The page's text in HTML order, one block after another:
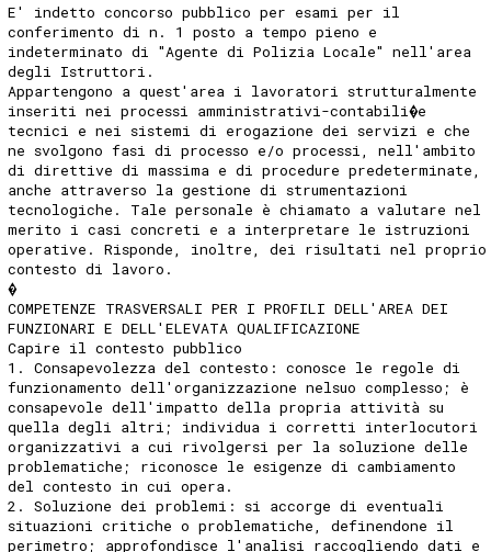
E' indetto concorso pubblico per esami per il
conferimento di n. 1 posto a tempo pieno e
indeterminato di "Agente di Polizia Locale" nell'area
degli Istruttori.
Appartengono a quest'area i lavoratori strutturalmente
inseriti nei processi amministrativi-contabili�e
tecnici e nei sistemi di erogazione dei servizi e che
ne svolgono fasi di processo e/o processi, nell'ambito
di direttive di massima e di procedure predeterminate,
anche attraverso la gestione di strumentazioni
tecnologiche. Tale personale è chiamato a valutare nel
merito i casi concreti e a interpretare le istruzioni
operative. Risponde, inoltre, dei risultati nel proprio
contesto di lavoro.
�
COMPETENZE TRASVERSALI PER I PROFILI DELL'AREA DEI
FUNZIONARI E DELL'ELEVATA QUALIFICAZIONE
Capire il contesto pubblico
1. Consapevolezza del contesto: conosce le regole di
funzionamento dell'organizzazione nelsuo complesso; è
consapevole dell'impatto della propria attività su
quella degli altri; individua i corretti interlocutori
organizzativi a cui rivolgersi per la soluzione delle
problematiche; riconosce le esigenze di cambiamento
del contesto in cui opera.
2. Soluzione dei problemi: si accorge di eventuali
situazioni critiche o problematiche, definendone il
perimetro; approfondisce l'analisi raccogliendo dati e